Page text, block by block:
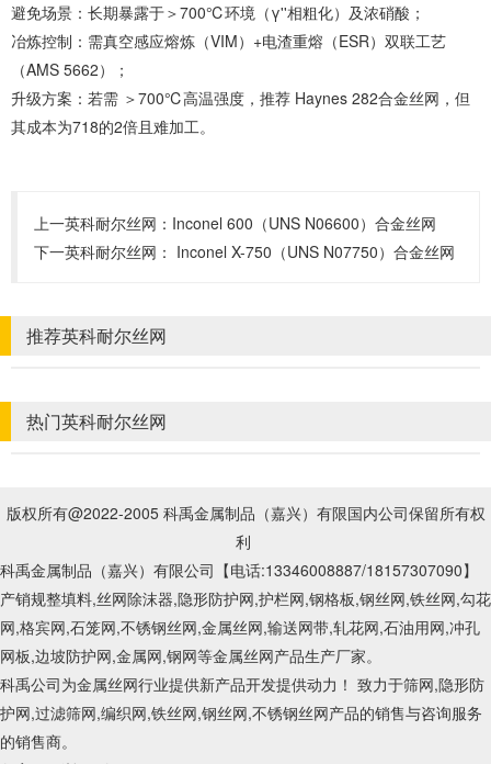
‌避免场景‌：长期暴露于＞700℃环境（γ''相粗化）及浓硝酸；
‌冶炼控制‌：需真空感应熔炼（VIM）+电渣重熔（ESR）双联工艺
（AMS 5662）；
‌升级方案‌：若需 ‌＞700℃高温强度‌，推荐 ‌Haynes 282合金丝网‌，但
其成本为718的2倍且难加工。
上一英科耐尔丝网： Inconel 600（UNS N06600）合金丝网‌
下一英科耐尔丝网： ‌Inconel X-750（UNS N07750）合金丝网‌
推荐英科耐尔丝网
热门英科耐尔丝网
版权所有@2022-2005 科禹金属制品（嘉兴）有限国内公司保留所有权
利
科禹金属制品（嘉兴）有限公司【电话:13346008887/18157307090】
产销规整填料,丝网除沫器,隐形防护网,护栏网,钢格板,钢丝网,铁丝网,勾花
网,格宾网,石笼网,不锈钢丝网,金属丝网,输送网带,轧花网,石油用网,冲孔
网板,边坡防护网,金属网,钢网等金属丝网产品生产厂家。
科禹公司为金属丝网行业提供新产品开发提供动力！ 致力于筛网,隐形防
护网,过滤筛网,编织网,铁丝网,钢丝网,不锈钢丝网产品的销售与咨询服务
的销售商。